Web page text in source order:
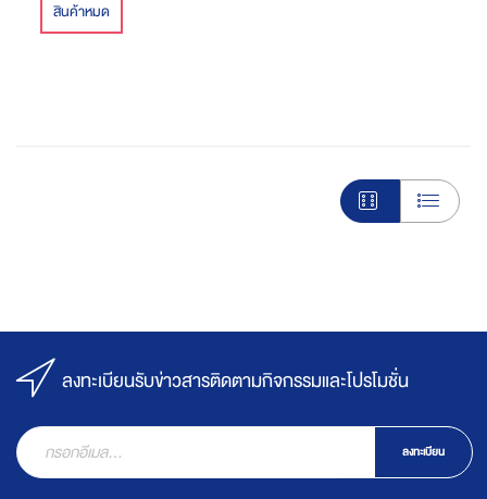
เครื่องดื่มเพื่อสุขภาพที่ดี
สินค้าหมด
ลงทะเบียนรับข่าวสารติดตามกิจกรรมและโปรโมชั่น
ลงทะเบียน